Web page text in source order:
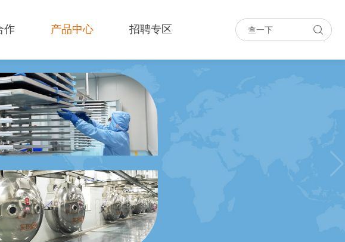
作 产品中心 招聘专区